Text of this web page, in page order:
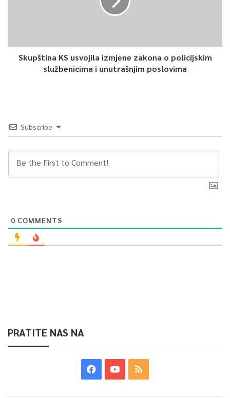
Skupština KS usvojila izmjene zakona o policijskim
službenicima i unutrašnjim poslovima
Subscribe
0 COMMENTS
PRATITE NAS NA